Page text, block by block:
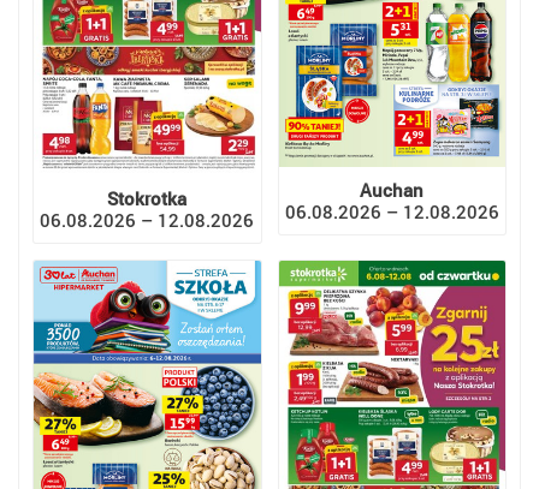
Stokrotka
06.08.2026 – 12.08.2026
Auchan
06.08.2026 – 12.08.2026